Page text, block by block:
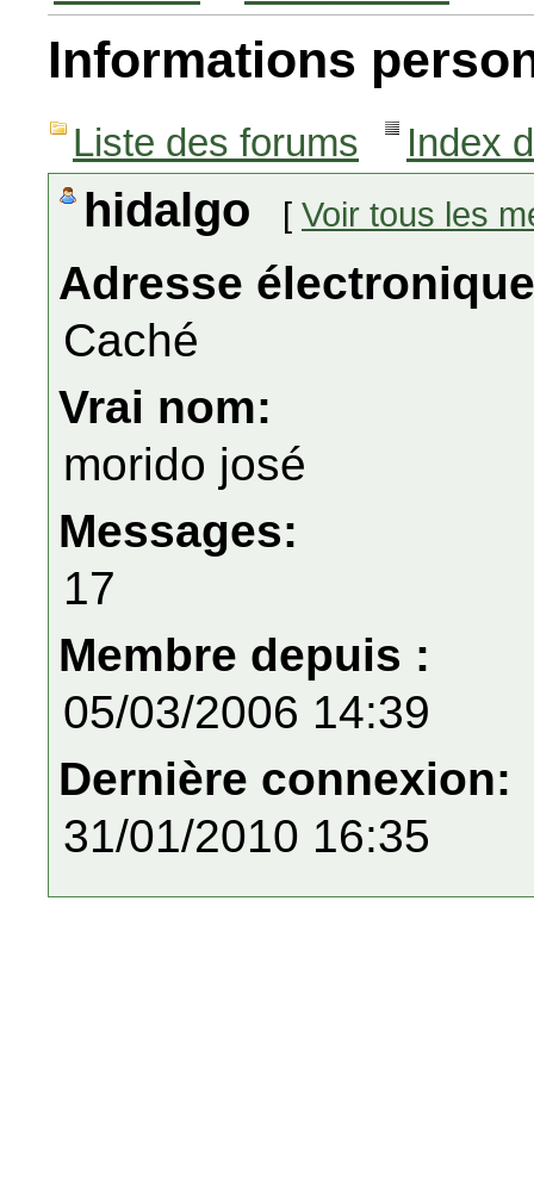
Informations
Liste des forums Index
hidalgo [ Voir tous les
Adresse
Caché
Vrai nom:
morido josé
Messages:
17
Membre depuis :
05/03/2006 14:39
Dernière connexion:
31/01/2010 16:35